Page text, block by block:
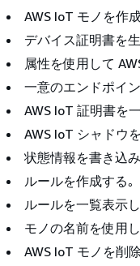
AWS IoT モノを作
デバイス証明書を生
属性を使用して
一意のエンドポイ
AWS IoT 証明書を
AWS IoT シャドウ
状態情報を書き込み
ルールを作成する｡
ルールを一覧表示し
モノの名前を使用
AWS IoT モノを削